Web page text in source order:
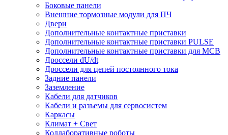
Боковые панели
Внешние тормозные модули для ПЧ
Двери
Дополнительные контактные приставки
Дополнительные контактные приставки PULSE
Дополнительные контактные приставки для MCB
Дроссели dU/dt
Дроссели для цепей постоянного тока
Задние панели
Заземление
Кабели для датчиков
Кабели и разъемы для сервосистем
Каркасы
Климат + Свет
Коллаборативные роботы